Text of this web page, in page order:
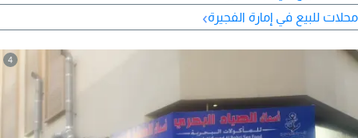
محلات للبيع في إمارة الفجيرة›
4